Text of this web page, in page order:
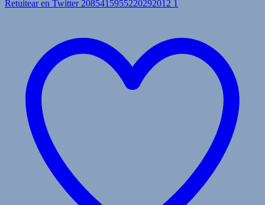
Retuitear en Twitter 2085415955220292012 1